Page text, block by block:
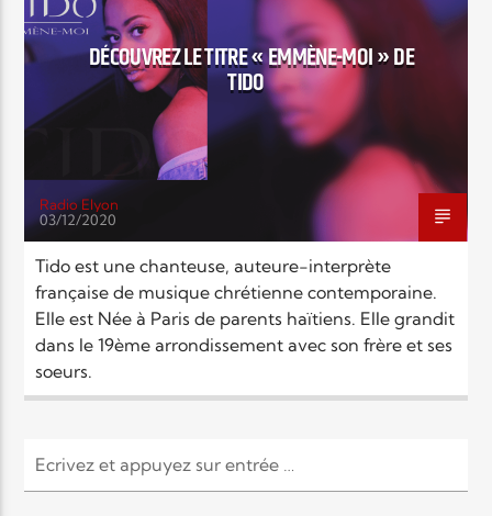
TITRE
ARTISTE
Radio Elyon
Elyon Rhema
NEWS
DÉCOUVREZ LE TITRE « EMMÈNE-MOI » DE
TIDO
Radio Elyon
03/12/2020
Tido est une chanteuse, auteure-interprète
française de musique chrétienne contemporaine.
Elle est Née à Paris de parents haïtiens. Elle grandit
dans le 19ème arrondissement avec son frère et ses
soeurs.